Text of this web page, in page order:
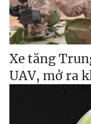
Xe tăng
UAV, mở ra